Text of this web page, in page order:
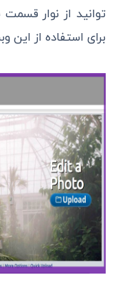
توانید از نوار
برای استفاده از